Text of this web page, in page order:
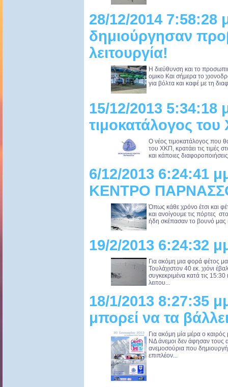
28/12/2014 7:58:28
δημιούργησαν
λειτουργία!
Η διεύθυνση και το
ομικο Και σήμερα το
για βόλτα και καφέ με τη
15/12/2013 5:34:18
τιμοκατάλογος
Ο νέος τιμοκατάλογος που
του ΧΚΠ, κρατάει τις τιμές
και κάποιες
6/12/2013 6:24:41
ΚΕΝΤΡΟ
Όπως κάθε χρόνο έτσι και
και ανοίγουμε τις πόρτες
ήδη σκέπασαν το βουνό μας
19/2/2013 6:24:32
Για ακόμη μια φορά φέτος
Τουλάχιστον 40 εκ. χιόνι
συγκεκριμένα κατά τις 15:30
λειτου...
18/1/2013 8:27:35
μπορεί να τα
Για ακόμη μία μέρα ο
ΝΔ άνεμοι δεν άφησαν τους
ανεμοσούρια που
επιπλέον...